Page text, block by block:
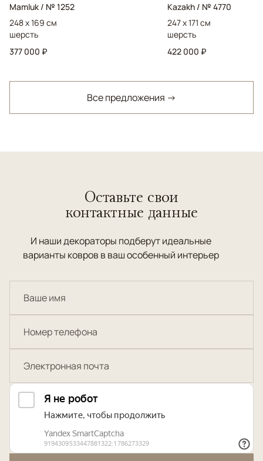
Mamluk / № 1252
248 x 169 см
шерсть
377 000 ₽
Kazakh / № 4770
247 x 171 см
шерсть
422 000 ₽
Все предложения →
Оставьте свои
контактные данные
И наши декораторы подберут идеальные
варианты ковров в ваш особенный интерьер